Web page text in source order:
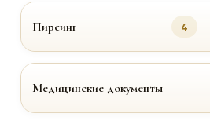
Пирсинг 4
Медицинские документы